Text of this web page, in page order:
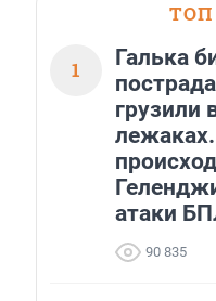
ТОП
1
Галька
грузили
атаки
90 835